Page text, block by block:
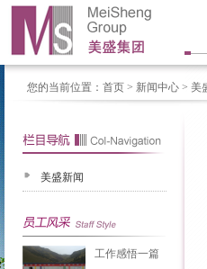
您的当前位置： 首页 > 新闻中心 > 美
美盛新闻
工作感悟一篇